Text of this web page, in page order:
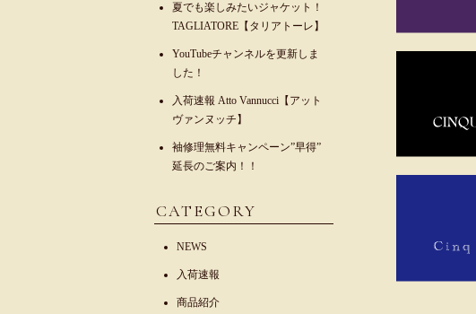
夏でも楽しみたいジャケット！
TAGLIATORE【タリアトーレ】
YouTubeチャンネルを更新しま
した！
入荷速報 Atto Vannucci【アット
ヴァンヌッチ】
袖修理無料キャンペーン”早得”
延長のご案内！！
CATEGORY
NEWS
入荷速報
商品紹介